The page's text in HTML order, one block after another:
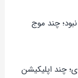
چند موج
چند اپلیکیشن